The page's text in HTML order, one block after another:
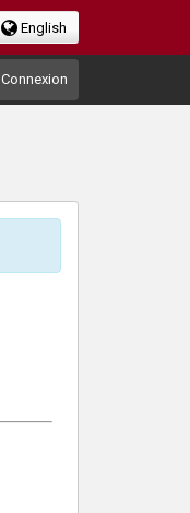
English
Connexion